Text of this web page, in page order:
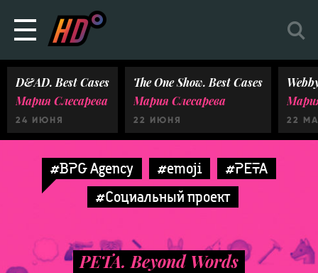
D&AD. Best Cases
Мария Слесарева
24 ИЮНЯ
The One Show. Best Cases
Мария Слесарева
22 ИЮНЯ 22
#BPG Agency #emoji
#PETA
#Социальный проект
PETA. Beyond Words